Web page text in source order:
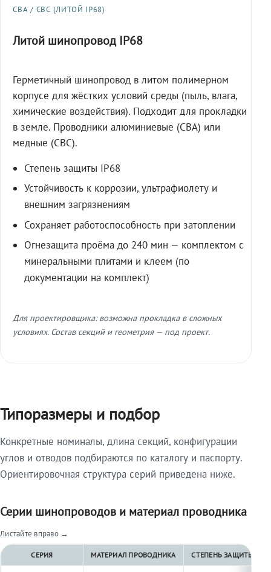
СВА / СВС (ЛИТОЙ IP68)
Литой шинопровод IP68
Герметичный шинопровод в литом полимерном
корпусе для жёстких условий среды (пыль, влага,
химические воздействия). Подходит для прокладки
в земле. Проводники алюминиевые (СВА) или
медные (СВС).
Степень защиты IP68
Устойчивость к коррозии, ультрафиолету и
внешним загрязнениям
Сохраняет работоспособность при затоплении
Огнезащита проёма до 240 мин — комплектом с
минеральными плитами и клеем (по
документации на комплект)
Для проектировщика: возможна прокладка в сложных
условиях. Состав секций и геометрия — под проект.
Типоразмеры и подбор
Конкретные номиналы, длина секций, конфигурации
углов и отводов подбираются по каталогу и паспорту.
Ориентировочная структура серий приведена ниже.
Серии шинопроводов и материал проводника
Листайте вправо →
СЕРИЯ МАТЕРИАЛ ПРОВОДНИКА СТЕПЕНЬ ЗАЩИТЫ